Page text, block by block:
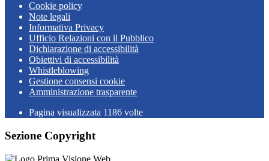
Cookie policy
Note legali
Informativa Privacy
Ufficio Relazioni con il Pubblico
Dichiarazione di accessibilità
Obiettivi di accessibilità
Whistleblowing
Gestione consensi cookie
Amministrazione trasparente
Pagina visualizzata 1186 volte
Sezione Copyright